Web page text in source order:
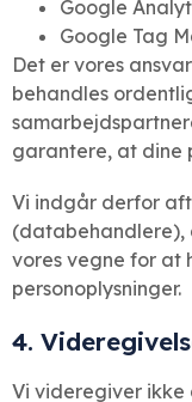
Google
Google Tag
Det er vores
behandles
garantere, at dine
Vi indgår derfor
(databehandlere),
vores vegne for at
personoplysninger.
4.
Vi videregiver ikke